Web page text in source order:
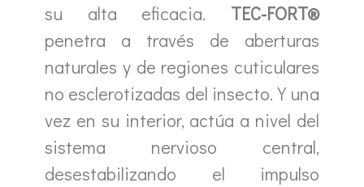
su alta eficacia. TEC-FORT®
penetra a través de aberturas
naturales y de regiones cuticulares
no esclerotizadas del insecto. Y una
vez en su interior, actúa a nivel del
sistema nervioso central,
desestabilizando el impulso